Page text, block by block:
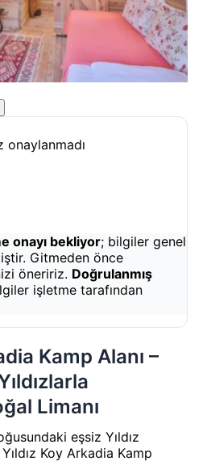
onaylanmadı
onayı bekliyor; bilgiler genel
Gitmeden önce
öneririz. Doğrulanmış
işletme tarafından
Kamp Alanı –
Limanı
eşsiz Yıldız
Koy Arkadia Kamp